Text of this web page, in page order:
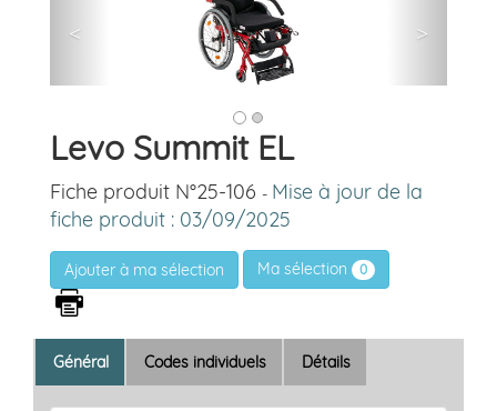
< >
Levo Summit EL
Fiche produit N°25-106 - Mise à jour de la
fiche produit : 03/09/2025
Ma sélection 0
Général Codes individuels Détails